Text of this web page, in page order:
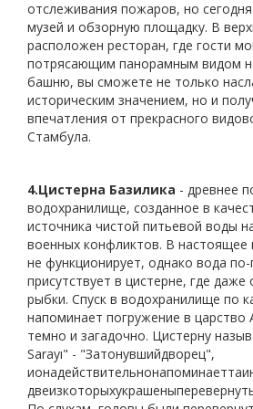
отслеживания пожаров, но
музей и обзорную площадку. В
расположен ресторан, где гости
потрясающим панорамным видом
башню, вы сможете не только
историческим значением, но и
впечатления от прекрасного
Стамбула.
4.Цистерна Базилика - древнее
водохранилище, созданное в
источника чистой питьевой воды
военных конфликтов. В настоящее
не функционирует, однако вода
присутствует в цистерне, где
рыбки. Спуск в водохранилище по
напоминает погружение в царство
темно и загадочно. Цистерну
Sarayı" - "Затонувшийдворец",